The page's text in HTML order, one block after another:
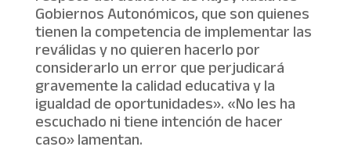
Gobiernos Autonómicos, que son quienes
tienen la competencia de implementar las
reválidas y no quieren hacerlo por
considerarlo un error que perjudicará
gravemente la calidad educativa y la
igualdad de oportunidades». «No les ha
escuchado ni tiene intención de hacer
caso» lamentan.